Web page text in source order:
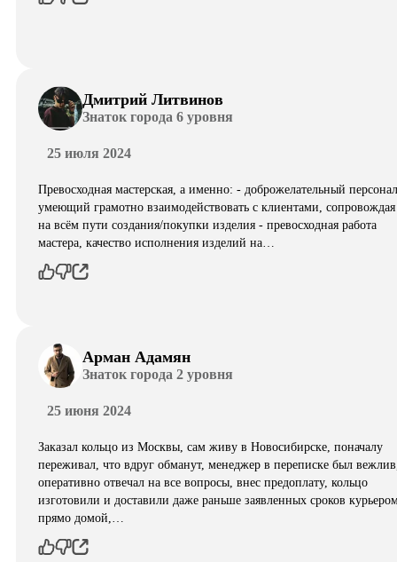
Дмитрий Литвинов
Знаток города 6 уровня
25 июля 2024
Превосходная мастерская, а именно: - доброжелательный
умеющий грамотно взаимодействовать с клиентами,
на всём пути создания/покупки изделия - превосходная работа
мастера, качество исполнения изделий на…
Арман Адамян
Знаток города 2 уровня
25 июня 2024
Заказал кольцо из Москвы, сам живу в Новосибирске, поначалу
переживал, что вдруг обманут, менеджер в переписке был
оперативно отвечал на все вопросы, внес предоплату, кольцо
изготовили и доставили даже раньше заявленных сроков
прямо домой,…